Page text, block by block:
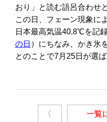
おり」と読む語呂合わせ
この日、フェーン現象に
日本最高気温40.8℃を記
の日 ）にちなみ、かき氷
とのことで7月25日が選ば
〈 一覧